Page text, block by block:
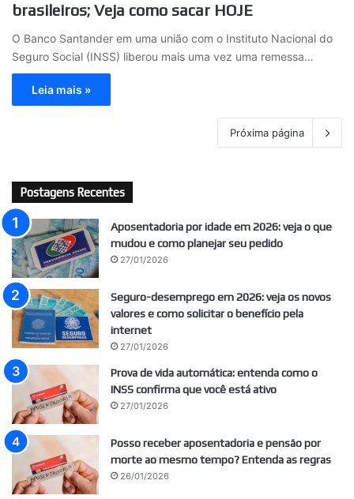
brasileiros; Veja como sacar HOJE
O Banco Santander em uma união com o Instituto Nacional do
Seguro Social (INSS) liberou mais uma vez uma remessa…
Leia mais »
Próxima página
Postagens Recentes
Aposentadoria por idade em 2026: veja o que
mudou e como planejar seu pedido
27/01/2026
Seguro-desemprego em 2026: veja os novos
valores e como solicitar o benefício pela
internet
27/01/2026
Prova de vida automática: entenda como o
INSS confirma que você está ativo
27/01/2026
Posso receber aposentadoria e pensão por
morte ao mesmo tempo? Entenda as regras
26/01/2026